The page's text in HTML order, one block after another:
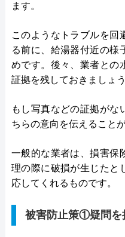
ます。
このようなトラブルを回
る前に、給湯器付近の様
めです。後々、業者との
証拠を残しておきましょう
もし写真などの証拠がな
ちらの意向を伝えること
一般的な業者は、損害保
理の際に破損が生じたと
応してくれるものです。
被害防止策①疑問を